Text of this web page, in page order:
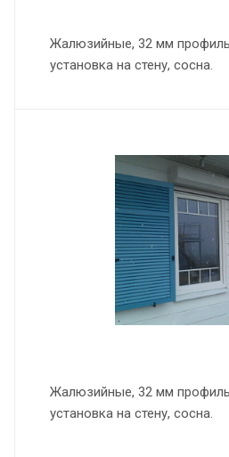
Жалюзийные, 32 мм
установка на стену, сосна.
Жалюзийные, 32 мм
установка на стену, сосна.